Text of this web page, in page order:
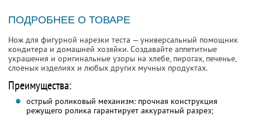
ПОДРОБНЕЕ О ТОВАРЕ
Нож для фигурной нарезки теста — универсальный помощник
кондитера и домашней хозяйки. Создавайте аппетитные
украшения и оригинальные узоры на хлебе, пирогах, печенье,
слоеных изделиях и любых других мучных продуктах.
Преимущества:
острый роликовый механизм: прочная конструкция
режущего ролика гарантирует аккуратный разрез;